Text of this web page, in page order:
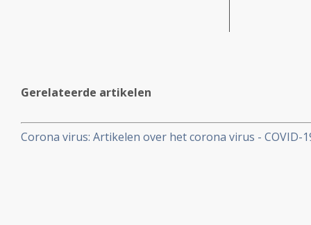
Gerelateerde artikelen
Corona virus: Artikelen over het corona virus - COVID-